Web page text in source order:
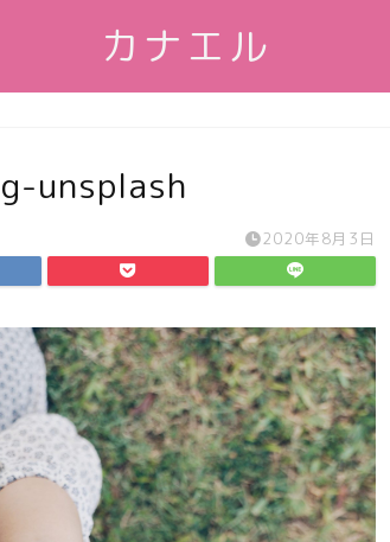
カナエル
unsplash
2020年8月3日